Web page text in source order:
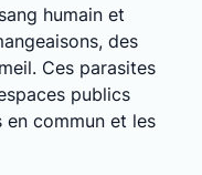
humain et
des
Ces parasites
publics
commun et les